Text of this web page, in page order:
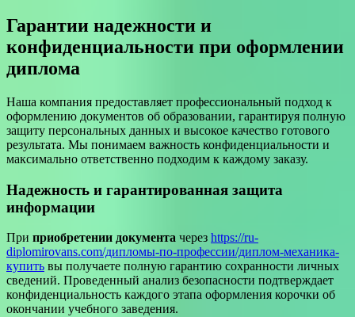
Гарантии надежности и
конфиденциальности при оформлении
диплома
Наша компания предоставляет профессиональный подход к
оформлению документов об образовании, гарантируя полную
защиту персональных данных и высокое качество готового
результата. Мы понимаем важность конфиденциальности и
максимально ответственно подходим к каждому заказу.
Надежность и гарантированная защита
информации
При приобретении документа через https://ru-
diplomirovans.com/дипломы-по-профессии/диплом-механика-
купить вы получаете полную гарантию сохранности личных
сведений. Проведенный анализ безопасности подтверждает
конфиденциальность каждого этапа оформления корочки об
окончании учебного заведения.